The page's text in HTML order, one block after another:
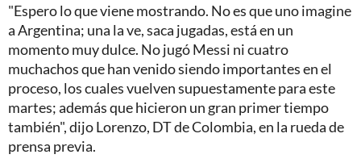
"Espero lo que viene mostrando. No es que uno imagine
a Argentina; una la ve, saca jugadas, está en un
momento muy dulce. No jugó Messi ni cuatro
muchachos que han venido siendo importantes en el
proceso, los cuales vuelven supuestamente para este
martes; además que hicieron un gran primer tiempo
también", dijo Lorenzo, DT de Colombia, en la rueda de
prensa previa.